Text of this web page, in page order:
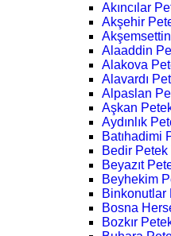
Akıncılar
Akşehir
Alaaddin
Alakova
Alavardı
Alpaslan
Aşkan
Aydınlık
Batıhadimi
Bedir
Beyazıt
Beyhekim
Binkonutlar
Bosna
Bozkır